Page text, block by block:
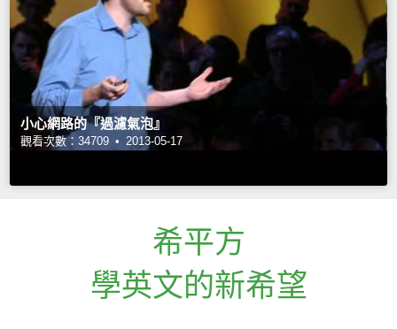
小心網路的『過濾氣泡』
觀看次數：34709 • 2013-05-17
希平方
學英文的新希望